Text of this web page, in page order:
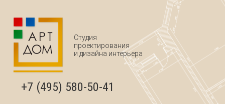
Студия
проектирования
и дизайна интерьера
+7 (495) 580-50-41